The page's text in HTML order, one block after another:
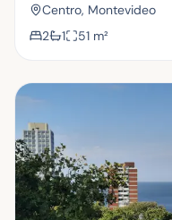
Centro, Montevideo
2
1 51 m²